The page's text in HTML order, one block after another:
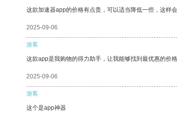
这款加速器app的价格有点贵，可以适当降低一些，这样会
2025-09-06
游客
这款app是我购物的得力助手，让我能够找到最优惠的价
2025-09-06
游客
这个是app神器